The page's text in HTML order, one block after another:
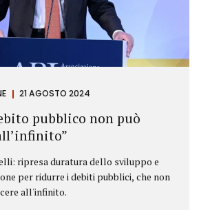
Antiriciclaggio e la Direttiva AML;
alla nuova Autorità europea che
21 AGOSTO 2024
pubblico non può
ripresa duratura dello sviluppo e
per ridurre i debiti pubblici, che non
all'infinito.